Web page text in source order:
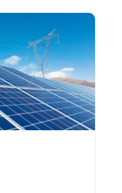
Das Team
langjährige
und